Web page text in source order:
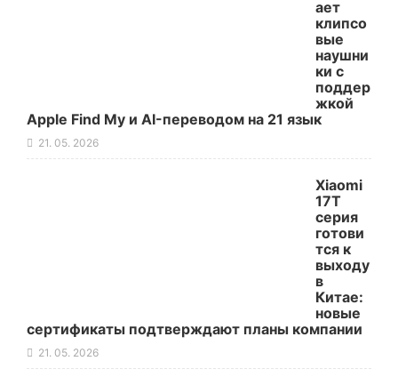
ает
клипсо
вые
наушни
ки с
поддер
жкой
Apple Find My и AI-переводом на 21 язык
21. 05. 2026
Xiaomi
17T
серия
готови
тся к
выходу
в
Китае:
новые
сертификаты подтверждают планы компании
21. 05. 2026